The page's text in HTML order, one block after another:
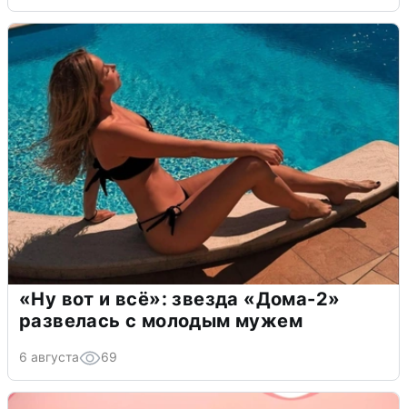
«Ну вот и всё»: звезда «Дома-2»
развелась с молодым мужем
6 августа 69